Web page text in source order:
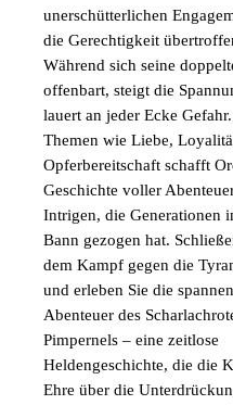
unerschütterlichen
die Gerechtigkeit
Während sich seine
offenbart, steigt die
lauert an jeder Ecke
Themen wie Liebe,
Opferbereitschaft schafft
Geschichte voller
Intrigen, die Generationen
Bann gezogen hat.
dem Kampf gegen die
und erleben Sie die
Abenteuer des
Pimpernels – eine zeitlose
Heldengeschichte, die die
Ehre über die